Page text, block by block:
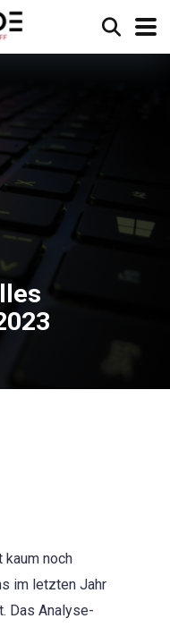
kaum noch
im letzten Jahr
Das Analyse-